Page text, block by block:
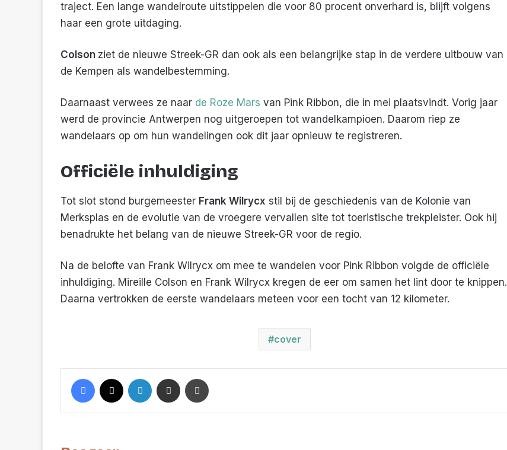
traject. Een lange wandelroute uitstippelen die voor 80 procent onverhard is, blijft volgens
haar een grote uitdaging.
Colson ziet de nieuwe Streek-GR dan ook als een belangrijke stap in de verdere uitbouw van
de Kempen als wandelbestemming.
Daarnaast verwees ze naar de Roze Mars van Pink Ribbon, die in mei plaatsvindt. Vorig jaar
werd de provincie Antwerpen nog uitgeroepen tot wandelkampioen. Daarom riep ze
wandelaars op om hun wandelingen ook dit jaar opnieuw te registreren.
Officiële inhuldiging
Tot slot stond burgemeester Frank Wilrycx stil bij de geschiedenis van de Kolonie van
Merksplas en de evolutie van de vroegere vervallen site tot toeristische trekpleister. Ook hij
benadrukte het belang van de nieuwe Streek-GR voor de regio.
Na de belofte van Frank Wilrycx om mee te wandelen voor Pink Ribbon volgde de officiële
inhuldiging. Mireille Colson en Frank Wilrycx kregen de eer om samen het lint door te knippen.
Daarna vertrokken de eerste wandelaars meteen voor een tocht van 12 kilometer.
cover
Facebook LinkedIn Deel met een mail